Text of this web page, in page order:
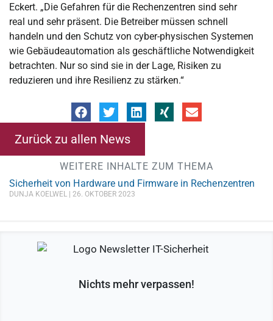
Eckert. „Die Gefahren für die Rechenzentren sind sehr
real und sehr präsent. Die Betreiber müssen schnell
handeln und den Schutz von cyber-physischen Systemen
wie Gebäudeautomation als geschäftliche Notwendigkeit
betrachten. Nur so sind sie in der Lage, Risiken zu
reduzieren und ihre Resilienz zu stärken.“
Zurück zu allen News
WEITERE INHALTE ZUM THEMA
Sicherheit von Hardware und Firmware in Rechenzentren
DUNJA KOELWEL 26. OKTOBER 2023
Nichts mehr verpassen!